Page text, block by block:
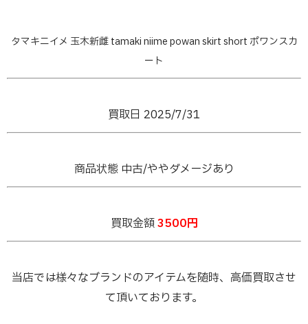
タマキニイメ 玉木新雌 tamaki niime powan skirt short ポワンスカ
ート
買取日 2025/7/31
商品状態 中古/ややダメージあり
買取金額3500円
当店では様々なブランドのアイテムを随時、高価買取させ
て頂いております。